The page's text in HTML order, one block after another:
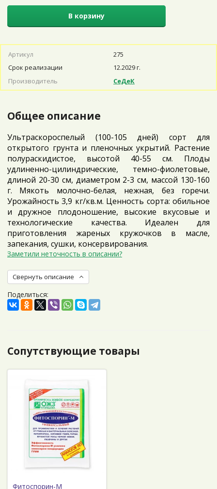
В корзину
Артикул
275
Срок реализации
12.2029 г.
Производитель
СеДеК
Общее описание
Ультраскороспелый (100-105 дней) сорт для
открытого грунта и пленочных укрытий. Растение
полураскидистое, высотой 40-55 см. Плоды
удлиненно-цилиндрические, темно-фиолетовые,
длиной 20-30 см, диаметром 2-3 см, массой 130-160
г. Мякоть молочно-белая, нежная, без горечи.
Урожайность 3,9 кг/кв.м. Ценность сорта: обильное
и дружное плодоношение, высокие вкусовые и
технологические качества. Идеален для
приготовления жареных кружочков в масле,
запекания, сушки, консервирования.
Заметили неточность в описании?
Свернуть описание
Поделиться:
Сопутствующие товары
Фитоспорин-М